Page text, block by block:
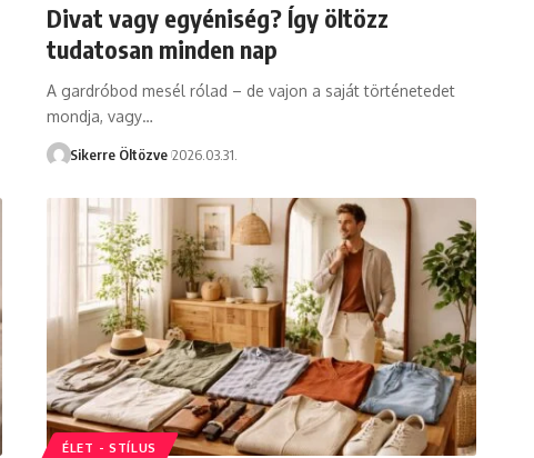
Divat vagy egyéniség? Így öltözz
tudatosan minden nap
A gardróbod mesél rólad – de vajon a saját történetedet
mondja, vagy…
Sikerre Öltözve 2026.03.31.
ÉLET - STÍLUS